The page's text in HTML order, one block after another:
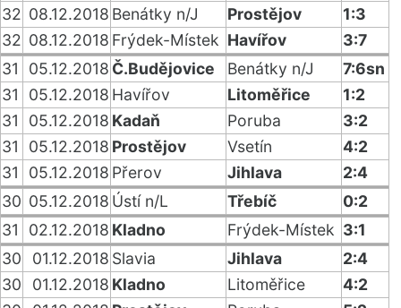
32 08.12.2018 Benátky n/J Prostějov
1:3
32 08.12.2018 Frýdek-Místek Havířov
3:7
31
05.12.2018 Č.Budějovice Benátky n/J
7:6sn
31
05.12.2018 Havířov Litoměřice
1:2
31
05.12.2018 Kadaň Poruba
3:2
31
05.12.2018 Prostějov Vsetín
4:2
31
05.12.2018 Přerov Jihlava
2:4
30 05.12.2018 Ústí n/L Třebíč
0:2
31
02.12.2018 Kladno Frýdek-Místek 3:1
30
01.12.2018 Slavia Jihlava
2:4
30
01.12.2018 Kladno Litoměřice
4:2